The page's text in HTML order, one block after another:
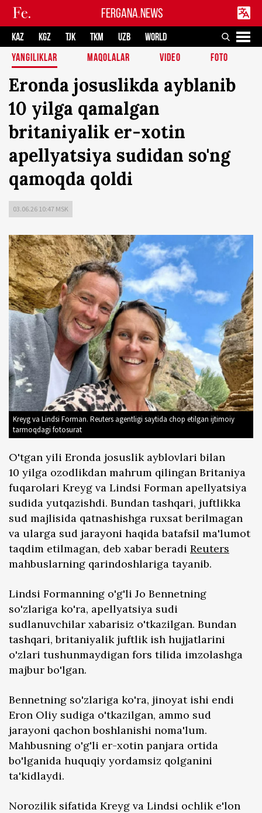
FERGANA.NEWS
KAZ KGZ TJK TKM UZB
WORLD
YANGILIKLAR
MAQOLALAR VIDEO FOTO
Eronda josuslikda ayblanib
10 yilga qamalgan
britaniyalik er-xotin
apellyatsiya sudidan so'ng
qamoqda qoldi
03.06.26 10:47 MSK
Kreyg va Lindsi Forman. Reuters agentligi saytida chop etilgan ijtimoiy
tarmoqdagi fotosurat
O'tgan yili Eronda josuslik ayblovlari bilan
10 yilga ozodlikdan mahrum qilingan Britaniya
fuqarolari Kreyg va Lindsi Forman apellyatsiya
sudida yutqazishdi. Bundan tashqari, juftlikka
sud majlisida qatnashishga ruxsat berilmagan
va ularga sud jarayoni haqida batafsil ma'lumot
taqdim etilmagan, deb xabar beradi Reuters
mahbuslarning qarindoshlariga tayanib.
Lindsi Formanning o'g'li Jo Bennetning
so'zlariga ko'ra, apellyatsiya sudi
sudlanuvchilar xabarisiz o'tkazilgan. Bundan
tashqari, britaniyalik juftlik ish hujjatlarini
o'zlari tushunmaydigan fors tilida imzolashga
majbur bo'lgan.
Bennetning so'zlariga ko'ra, jinoyat ishi endi
Eron Oliy sudiga o'tkazilgan, ammo sud
jarayoni qachon boshlanishi noma'lum.
Mahbusning o'g'li er-xotin panjara ortida
bo'lganida huquqiy yordamsiz qolganini
ta'kidlaydi.
Norozilik sifatida Kreyg va Lindsi ochlik e'lon